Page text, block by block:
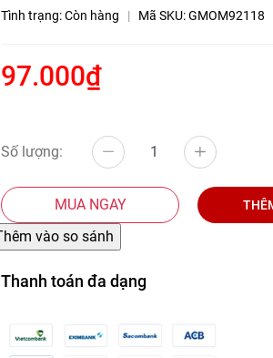
Tình trạng:Còn hàng | Mã SKU:GMOM92118
97.000₫
Số lượng:
MUA NGAY
Thanh toán đa dạng